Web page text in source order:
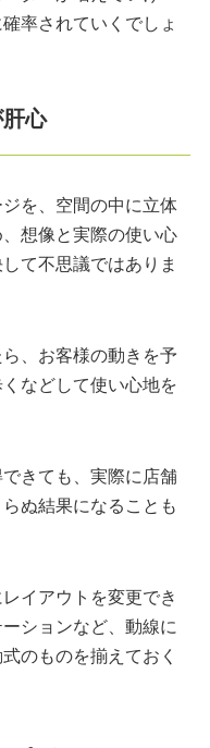
率されていくでしょ
心
を、空間の中に立体
想像と実際の使い心
て不思議ではありま
、お客様の動きを予
などして使い心地を
きても、実際に店舗
ぬ結果になることも
イアウトを変更でき
ションなど、動線に
のものを揃えておく